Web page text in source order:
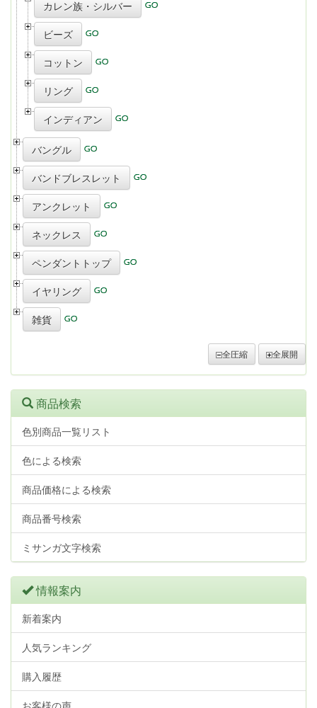
カレン族・シルバー
ビーズ
コットン
リング
インディアン
バングル
バンドブレスレット
アンクレット
ネックレス
ペンダントトップ
イヤリング
雑貨
全圧縮 全展開
商品検索
色別商品一覧リスト
色による検索
商品価格による検索
商品番号検索
ミサンガ文字検索
情報案内
新着案内
人気ランキング
購入履歴
お客様の声